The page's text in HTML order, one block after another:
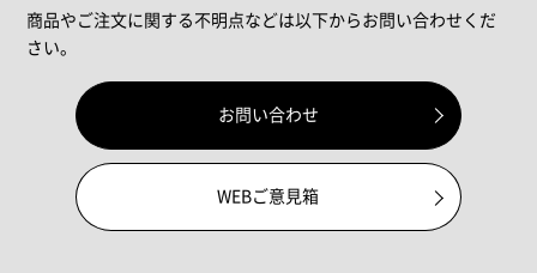
商品やご注文に関する不明点などは以下からお問い合わせくだ
さい。
お問い合わせ
WEBご意見箱